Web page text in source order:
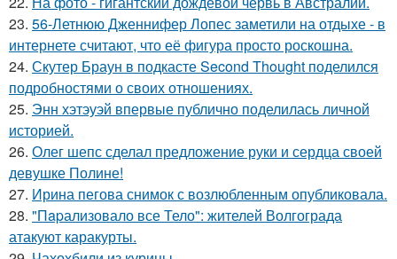
23. 56-Летнюю Дженнифер Лопес заметили на отдыхе - в
интернете считают, что её фигура просто роскошна.
24. Скутер Браун в подкасте Second Thought поделился
подробностями о своих отношениях.
25. Энн хэтэуэй впервые публично поделилась личной
историей.
26. Олег шепс сделал предложение руки и сердца своей
девушке Полине!
27. Ирина пегова снимок с возлюбленным опубликовала.
28. "Пapализовало все Тело": жителей Волгограда
атакуют каракурты.